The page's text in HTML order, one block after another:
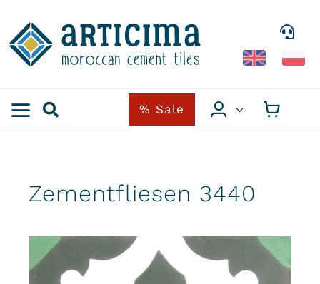
content
% Sale
Zementfliesen 3440